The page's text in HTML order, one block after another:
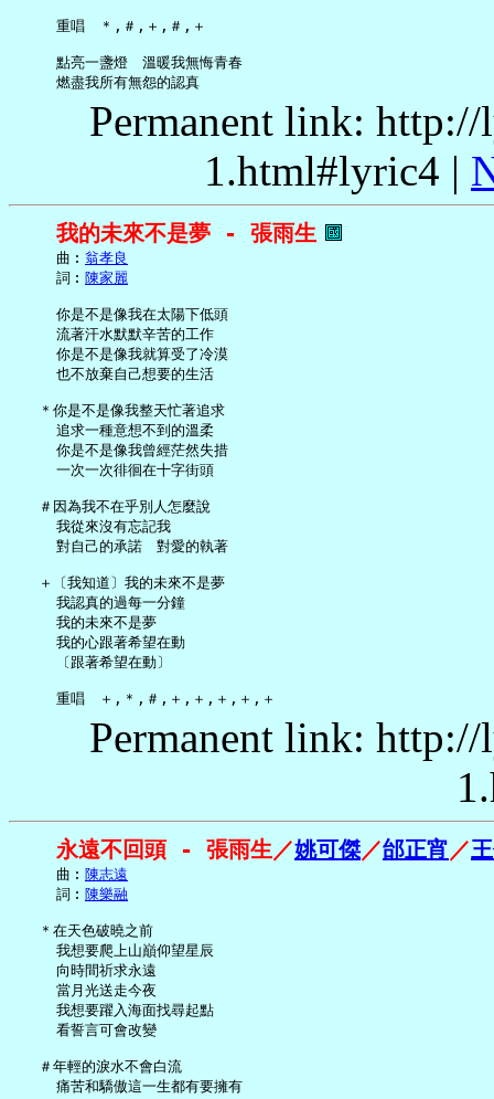
     重唱　＊,＃,＋,＃,＋
     點亮一盞燈　溫暖我無悔青春
Permanent link:
1.html#lyric4 |
我的未來不是夢 - 張雨生
     曲︰
翁孝良
     詞︰
陳家麗
     你是不是像我在太陽下低頭
     流著汗水默默辛苦的工作
     你是不是像我就算受了冷漠
     也不放棄自己想要的生活
   ＊你是不是像我整天忙著追求
     追求一種意想不到的溫柔
     你是不是像我曾經茫然失措
     一次一次徘徊在十字街頭
   ＃因為我不在乎別人怎麼說
     我從來沒有忘記我
     對自己的承諾　對愛的執著
   ＋〔我知道〕我的未來不是夢
     我認真的過每一分鐘
     我的未來不是夢
     我的心跟著希望在動
     〔跟著希望在動〕
Permanent link:
永遠不回頭 - 張雨生／姚可傑／邰正宵／
     曲︰
陳志遠
     詞︰
陳樂融
   ＊在天色破曉之前
     我想要爬上山巔仰望星辰
     向時間祈求永遠
     當月光送走今夜
     我想要躍入海面找尋起點
     看誓言可會改變
   ＃年輕的淚水不會白流
     痛苦和驕傲這一生都有要擁有